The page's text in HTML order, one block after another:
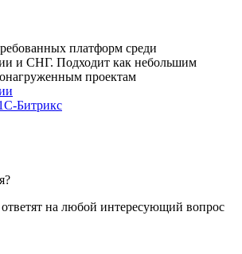
платформ среди
и СНГ. Подходит как небольшим
проектам
Битрикс
на любой интересующий вопрос